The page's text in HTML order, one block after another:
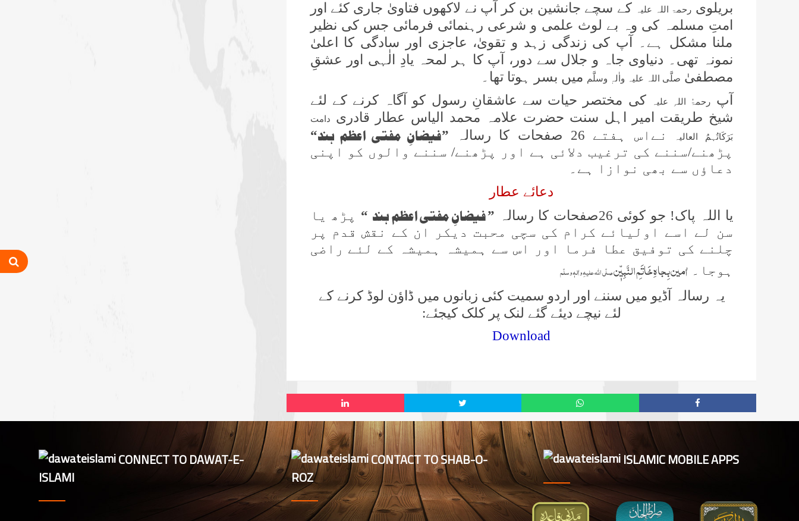
بریلوی رحمۃ اللہ علیہ
کے سچے جانشین بن کر آپ نے لاکھوں فتاویٰ جاری کئے اور
امتِ مسلمہ کی وہ بے لوث علمی و شرعی رہنمائی فرمائی جس کی نظیر
ملنا مشکل ہے۔ آپ کی زندگی زہد و تقویٰ، عاجزی اور سادگی کا اعلیٰ
نمونہ تھی۔ دنیاوی جاہ و جلال سے دور، آپ کا ہر لمحہ یادِ الٰہی اور عشقِ
مصطفیٰ صلَّی اللہ علیہ واٰلہٖ وسلَّم میں بسر ہوتا تھا۔
آپ
رحمۃُ اللہِ علیہ
کی مختصر حیات سے عاشقانِ رسول کو آگاہ کرنے کے لئے
شیخ طریقت امیر اہل سنت حضرت علامہ محمد الیاس عطار قادری
دامت
بَرَکَاتُہمُ العالیہ
نےاس ہفتے 26 صفحات کا رسالہ ”فیضانِ مفتی اعظم ہند“
پڑھنے/سننے کی ترغیب دلائی ہے اور پڑھنے/ سننے والوں کو اپنی
دعاؤں سے بھی نوازا ہے۔
دعائے عطار
یا اللہ پاک! جو کوئی 26صفحات کا رسالہ
”فیضانِ مفتی اعظم ہند “ پڑھ یا
سن لے اسے اولیائے کرام کی سچی محبت دیکر ان کے نقش قدم پر
چلنے کی توفیق عطا فرما اور اس سے ہمیشہ ہمیشہ کے لئے راضی
ہوجا۔اٰمین بِجاہِ خَاتَمِ النَّبِیّٖنصلّی اللہ علیهِ واٰلہٖ وسلّم
یہ رسالہ آڈیو میں سننے اور اردو سمیت کئی زبانوں میں ڈاؤن لوڈ کرنے کے
لئے نیچے دیئے گئے لنک پر کلک کیجئے:
Download
CONNECT TO DAWAT-E-
ISLAMI
CONTACT TO SHAB-O-
ROZ
ISLAMIC MOBILE APPS